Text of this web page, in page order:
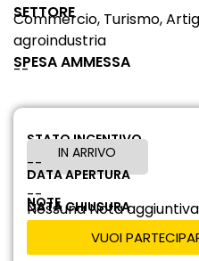
SETTORE
Commercio, Turismo,
agroindustria
SPESA AMMESSA
--
STATO INCENTIVO
IN ARRIVO
DATA APERTURA
DATA CHIUSURA
--
--
NOTE
Nessuna Nota aggiuntiva
VUOI